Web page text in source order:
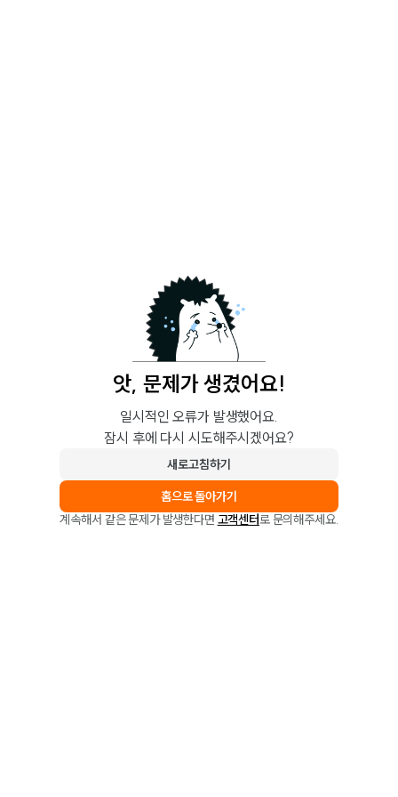
앗, 문제가 생겼어요!
일시적인 오류가 발생했어요.
잠시 후에 다시 시도해주시겠어요?
새로고침하기
홈으로 돌아가기
계속해서 같은 문제가 발생한다면 고객센터로 문의해주세요.